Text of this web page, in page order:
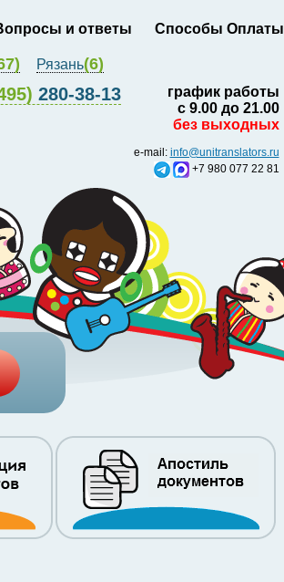
и ответы Способы Оплаты
280-38-13
график работы
с 9.00 до 21.00
без выходных
Рязань(6)
e-mail: info@unitranslators.ru
+7 980 077 22 81